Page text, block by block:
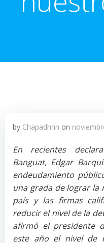
by Chapadmin on
En recientes
Banguat, Edgar
endeudamiento
una grada de lograr la
país y las firmas
reducir el nivel de la
afirmó el presidente
este año el nivel de